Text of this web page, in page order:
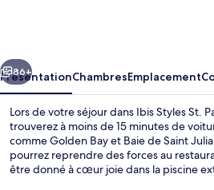
Bay
Malta
Suivant
86+
PrésentationChambresEmplacement
Lors de votre séjour dans Ibis Styles St.
trouverez à moins de 15 minutes de
comme Golden Bay et Baie de Saint
pourrez reprendre des forces au
être donné à cœur joie dans la piscine